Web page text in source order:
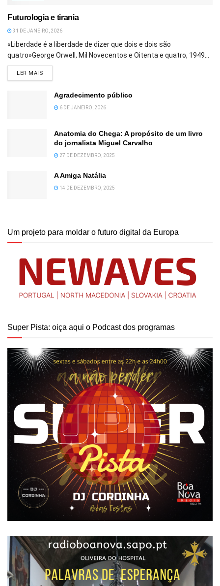
Futurologia e tirania
31 DE JANEIRO, 2026
«Liberdade é a liberdade de dizer que dois e dois são
quatro»George Orwell, Mil Novecentos e Oitenta e quatro, 1949...
LER MAIS
Agradecimento público
6 DE JANEIRO, 2026
Anatomia do Chega: A propósito de um livro
do jornalista Miguel Carvalho
27 DE DEZEMBRO, 2025
A Amiga Natália
14 DE DEZEMBRO, 2025
Um projeto para moldar o futuro digital da Europa
Super Pista: oiça aqui o Podcast dos programas